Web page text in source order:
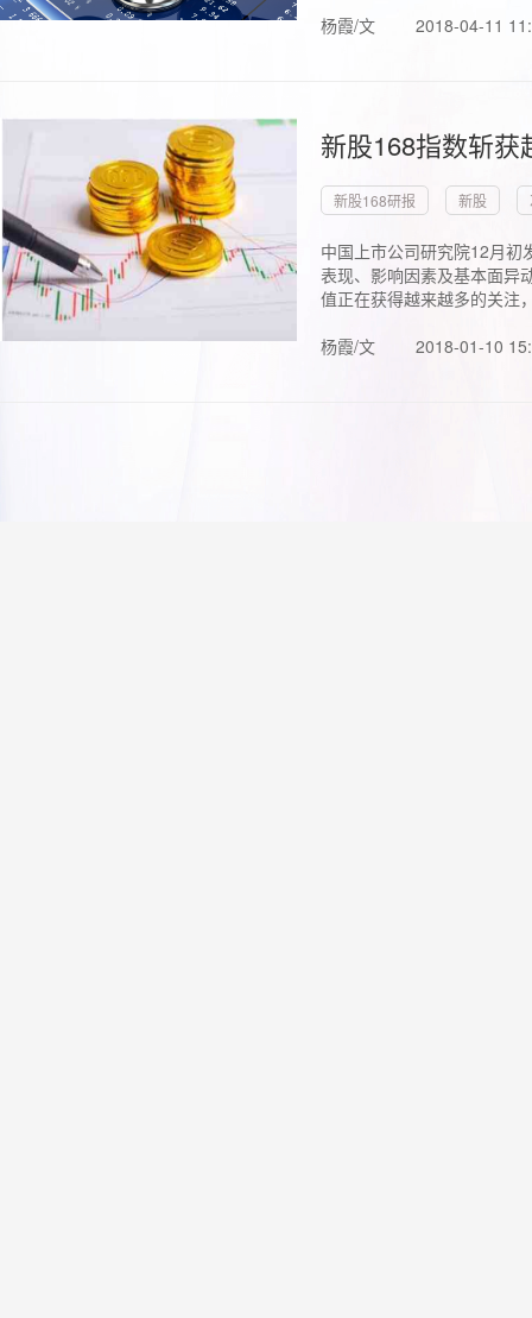
杨霞/文 2018-04-11
新股168指数斩
新股168研报 新股
中国上市公司研究院12月初
表现、影响因素及基本面异
值正在获得越来越多的关注
杨霞/文
2018-01-10